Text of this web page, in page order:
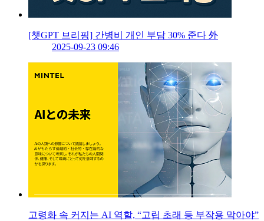
[챗GPT 브리핑] 간병비 개인 부담 30% 준다 外
2025-09-23 09:46
고령화 속 커지는 AI 역할, “고립 초래 등 부작용 막아야”